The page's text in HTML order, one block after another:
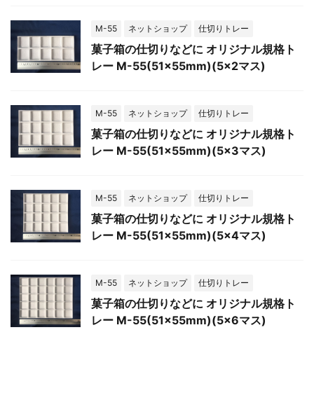
M-55 ネットショップ 仕切りトレー
菓子箱の仕切りなどに オリジナル規格ト
レー M-55(51×55mm)(5×2マス)
M-55 ネットショップ 仕切りトレー
菓子箱の仕切りなどに オリジナル規格ト
レー M-55(51×55mm)(5×3マス)
M-55 ネットショップ 仕切りトレー
菓子箱の仕切りなどに オリジナル規格ト
レー M-55(51×55mm)(5×4マス)
M-55 ネットショップ 仕切りトレー
菓子箱の仕切りなどに オリジナル規格ト
レー M-55(51×55mm)(5×6マス)